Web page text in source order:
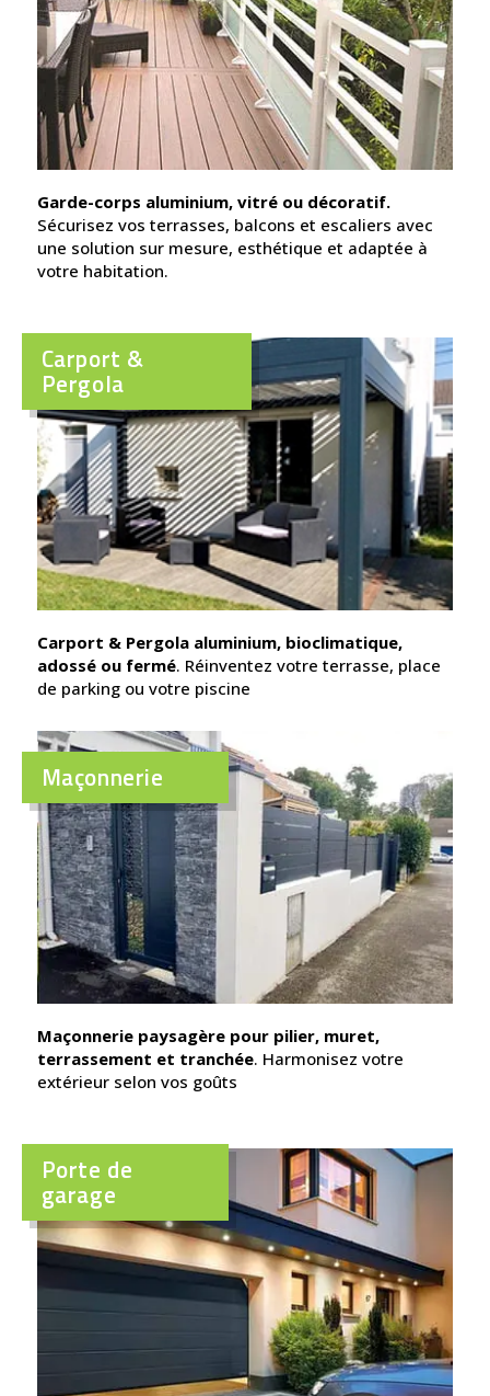
Garde-corps aluminium, vitré ou décoratif.
Sécurisez vos terrasses, balcons et escaliers avec
une solution sur mesure, esthétique et adaptée à
votre habitation.
Carport &
Pergola
Carport & Pergola aluminium, bioclimatique,
adossé ou fermé. Réinventez votre terrasse, place
de parking ou votre piscine
Maçonnerie
Maçonnerie paysagère pour pilier, muret,
terrassement et tranchée. Harmonisez votre
extérieur selon vos goûts
Porte de
garage